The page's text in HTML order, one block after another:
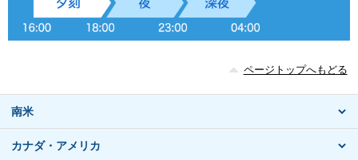
ページトップへもどる
南米
カナダ・アメリカ